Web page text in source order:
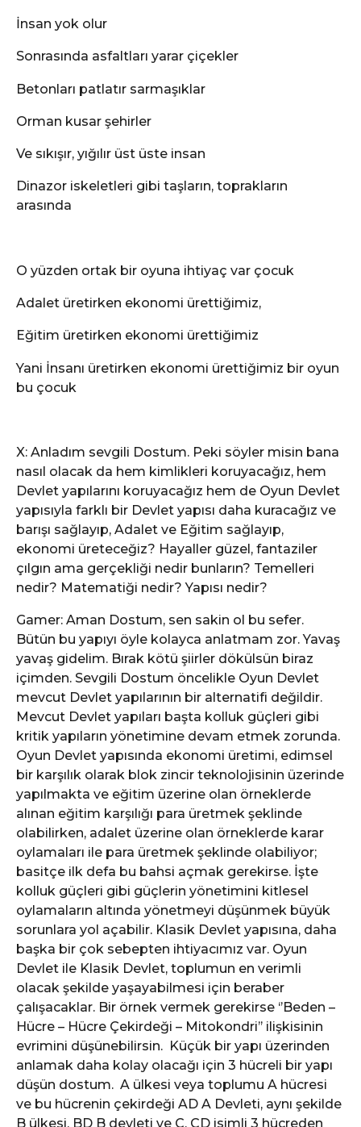
İnsan yok olur
Sonrasında asfaltları yarar çiçekler
Betonları patlatır sarmaşıklar
Orman kusar şehirler
Ve sıkışır, yığılır üst üste insan
Dinazor iskeletleri gibi taşların, toprakların
arasında
O yüzden ortak bir oyuna ihtiyaç var çocuk
Adalet üretirken ekonomi ürettiğimiz,
Eğitim üretirken ekonomi ürettiğimiz
Yani İnsanı üretirken ekonomi ürettiğimiz bir oyun
bu çocuk
X: Anladım sevgili Dostum. Peki söyler misin bana
nasıl olacak da hem kimlikleri koruyacağız, hem
Devlet yapılarını koruyacağız hem de Oyun Devlet
yapısıyla farklı bir Devlet yapısı daha kuracağız ve
barışı sağlayıp, Adalet ve Eğitim sağlayıp,
ekonomi üreteceğiz? Hayaller güzel, fantaziler
çılgın ama gerçekliği nedir bunların? Temelleri
nedir? Matematiği nedir? Yapısı nedir?
Gamer: Aman Dostum, sen sakin ol bu sefer.
Bütün bu yapıyı öyle kolayca anlatmam zor. Yavaş
yavaş gidelim. Bırak kötü şiirler dökülsün biraz
içimden. Sevgili Dostum öncelikle Oyun Devlet
mevcut Devlet yapılarının bir alternatifi değildir.
Mevcut Devlet yapıları başta kolluk güçleri gibi
kritik yapıların yönetimine devam etmek zorunda.
Oyun Devlet yapısında ekonomi üretimi, edimsel
bir karşılık olarak blok zincir teknolojisinin üzerinde
yapılmakta ve eğitim üzerine olan örneklerde
alınan eğitim karşılığı para üretmek şeklinde
olabilirken, adalet üzerine olan örneklerde karar
oylamaları ile para üretmek şeklinde olabiliyor;
basitçe ilk defa bu bahsi açmak gerekirse. İşte
kolluk güçleri gibi güçlerin yönetimini kitlesel
oylamaların altında yönetmeyi düşünmek büyük
sorunlara yol açabilir. Klasik Devlet yapısına, daha
başka bir çok sebepten ihtiyacımız var. Oyun
Devlet ile Klasik Devlet, toplumun en verimli
olacak şekilde yaşayabilmesi için beraber
çalışacaklar. Bir örnek vermek gerekirse ‘’Beden –
Hücre – Hücre Çekirdeği – Mitokondri’’ ilişkisinin
evrimini düşünebilirsin. Küçük bir yapı üzerinden
anlamak daha kolay olacağı için 3 hücreli bir yapı
düşün dostum. A ülkesi veya toplumu A hücresi
ve bu hücrenin çekirdeği AD A Devleti, aynı şekilde
B ülkesi, BD B devleti ve C, CD isimli 3 hücreden